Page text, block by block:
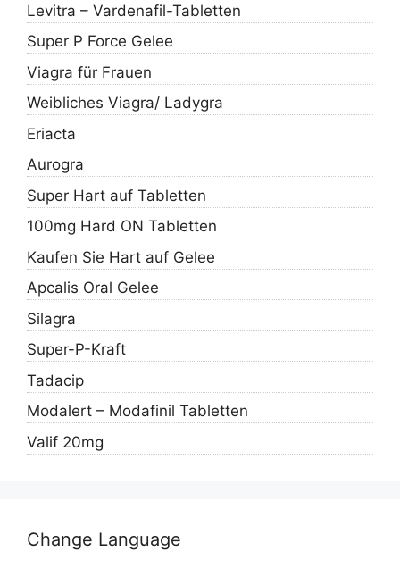
Levitra – Vardenafil-Tabletten
Super P Force Gelee
Viagra für Frauen
Weibliches Viagra/ Ladygra
Eriacta
Aurogra
Super Hart auf Tabletten
100mg Hard ON Tabletten
Kaufen Sie Hart auf Gelee
Apcalis Oral Gelee
Silagra
Super-P-Kraft
Tadacip
Modalert – Modafinil Tabletten
Valif 20mg
Change Language